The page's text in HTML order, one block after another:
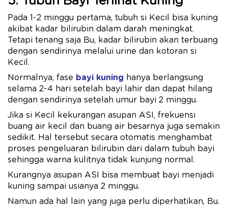
Pada 1-2 minggu pertama, tubuh si Kecil bisa kuning
akibat kadar bilirubin dalam darah meningkat.
Tetapi tenang saja Bu, kadar bilirubin akan terbuang
dengan sendirinya melalui urine dan kotoran si
Kecil.
Normalnya, fase bayi kuning hanya berlangsung
selama 2-4 hari setelah bayi lahir dan dapat hilang
dengan sendirinya setelah umur bayi 2 minggu.
Jika si Kecil kekurangan asupan ASI, frekuensi
buang air kecil dan buang air besarnya juga semakin
sedikit. Hal tersebut secara otomatis menghambat
proses pengeluaran bilirubin dari dalam tubuh bayi
sehingga warna kulitnya tidak kunjung normal.
Kurangnya asupan ASI bisa membuat bayi menjadi
kuning sampai usianya 2 minggu.
Namun ada hal lain yang juga perlu diperhatikan, Bu.